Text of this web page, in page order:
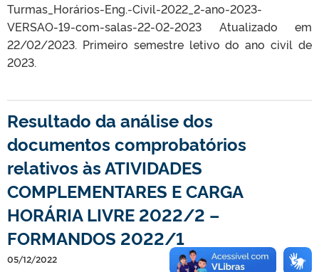
Turmas_Horários-Eng.-Civil-2022_2-ano-2023-
VERSAO-19-com-salas-22-02-2023 Atualizado em
22/02/2023. Primeiro semestre letivo do ano civil de
2023.
Resultado da análise dos
documentos comprobatórios
relativos às ATIVIDADES
COMPLEMENTARES E CARGA
HORÁRIA LIVRE 2022/2 –
FORMANDOS 2022/1
05/12/2022